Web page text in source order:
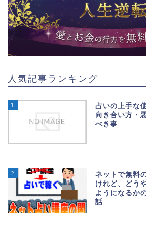
人気記事ランキング
1
占いの上手な
向き合い方・
べき事
2
ネットで無料
けれど、どう
ようになるか
話